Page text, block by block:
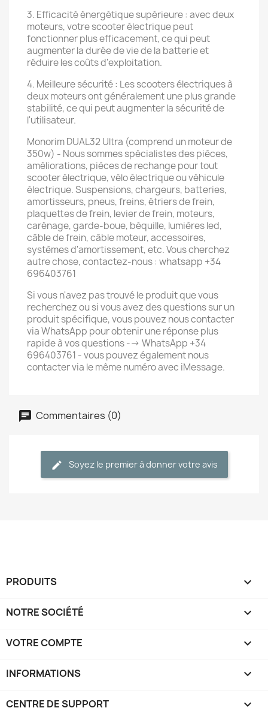
3. Efficacité énergétique supérieure : avec deux
moteurs, votre scooter électrique peut
fonctionner plus efficacement, ce qui peut
augmenter la durée de vie de la batterie et
réduire les coûts d'exploitation.
4. Meilleure sécurité : Les scooters électriques à
deux moteurs ont généralement une plus grande
stabilité, ce qui peut augmenter la sécurité de
l'utilisateur.
Monorim DUAL32 Ultra (comprend un moteur de
350w) - Nous sommes spécialistes des pièces,
améliorations, pièces de rechange pour tout
scooter électrique, vélo électrique ou véhicule
électrique. Suspensions, chargeurs, batteries,
amortisseurs, pneus, freins, étriers de frein,
plaquettes de frein, levier de frein, moteurs,
carénage, garde-boue, béquille, lumières led,
câble de frein, câble moteur, accessoires,
systèmes d'amortissement, etc. Vous cherchez
autre chose, contactez-nous : whatsapp +34
696403761
Si vous n'avez pas trouvé le produit que vous
recherchez ou si vous avez des questions sur un
produit spécifique, vous pouvez nous contacter
via WhatsApp pour obtenir une réponse plus
rapide à vos questions --> WhatsApp +34
696403761 - vous pouvez également nous
contacter via le même numéro avec iMessage.
Commentaires (0)
Soyez le premier à donner votre avis
PRODUITS 
NOTRE SOCIÉTÉ 
VOTRE COMPTE 
INFORMATIONS keyboard_arrow_down
CENTRE DE SUPPORT 